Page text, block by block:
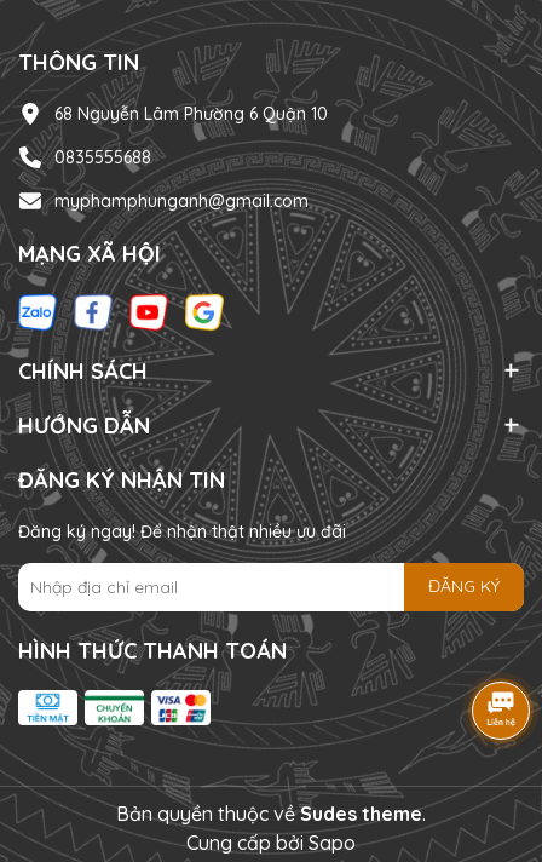
THÔNG TIN
68 Nguyễn Lâm Phường 6 Quận 10
0835555688
myphamphunganh@gmail.com
MẠNG XÃ HỘI
CHÍNH SÁCH
HƯỚNG DẪN
ĐĂNG KÝ NHẬN TIN
Đăng ký ngay! Để nhận thật nhiều ưu đãi
ĐĂNG KÝ
HÌNH THỨC THANH TOÁN
Bản quyền thuộc vềSudes theme.
Cung cấp bởi Sapo